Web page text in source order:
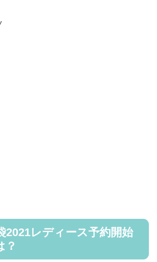
2021レディース予約開始
？